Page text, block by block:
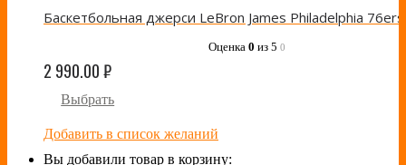
Оценка 0 из 5 0
2 990.00₽
Выбрать
Добавить в список желаний
Вы добавили товар в корзину: